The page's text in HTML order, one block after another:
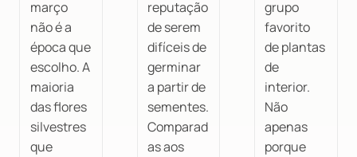
março
não é a
época que
escolho. A
maioria
das flores
silvestres
que
reputação
de serem
difíceis de
germinar
a partir de
sementes.
Comparad
as aos
grupo
favorito
de plantas
de
interior.
Não
apenas
porque